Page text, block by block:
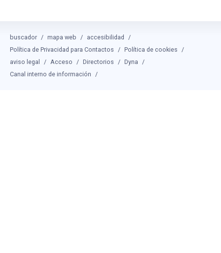
buscador mapa web
accesibilidad
Política de Privacidad para Contactos
Política de cookies
aviso legal
Acceso Directorios
Dyna
Canal interno de información